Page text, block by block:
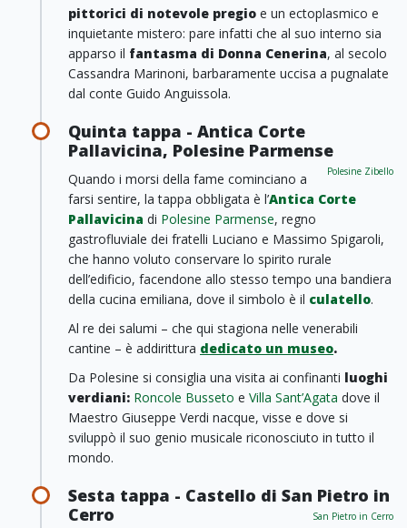
pittorici di notevole pregio e un ectoplasmico e
inquietante mistero: pare infatti che al suo interno sia
apparso il fantasma di Donna Cenerina, al secolo
Cassandra Marinoni, barbaramente uccisa a pugnalate
dal conte Guido Anguissola.
Quinta tappa - Antica Corte
Pallavicina, Polesine Parmense
Polesine Zibello
Quando i morsi della fame cominciano a
farsi sentire, la tappa obbligata è l’Antica Corte
Pallavicina di Polesine Parmense, regno
gastrofluviale dei fratelli Luciano e Massimo Spigaroli,
che hanno voluto conservare lo spirito rurale
dell’edificio, facendone allo stesso tempo una bandiera
della cucina emiliana, dove il simbolo è il culatello.
Al re dei salumi – che qui stagiona nelle venerabili
cantine – è addirittura dedicato un museo.
Da Polesine si consiglia una visita ai confinanti luoghi
verdiani: Roncole Busseto e Villa Sant’Agata dove il
Maestro Giuseppe Verdi nacque, visse e dove si
sviluppò il suo genio musicale riconosciuto in tutto il
mondo.
Sesta tappa - Castello di San Pietro in
Cerro
San Pietro in Cerro